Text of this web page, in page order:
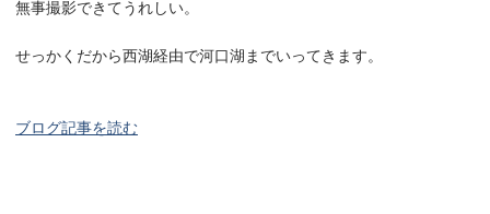
無事撮影できてうれしい。
せっかくだから西湖経由で河口湖までいってきます。
ブログ記事を読む